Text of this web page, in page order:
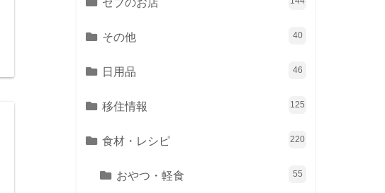
その他 40
日用品 46
移住情報 125
食材・レシピ 220
おやつ・軽食 55